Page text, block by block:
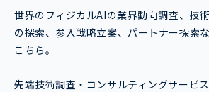
世界のフィジカルAIの業界動向調査、技
の探索、参入戦略立案、パートナー探索
こちら。
先端技術調査・コンサルティングサービ